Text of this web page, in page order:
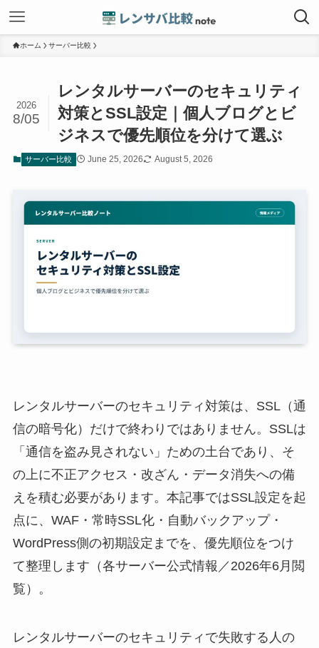
ホーム サーバー比較
レンタルサーバーのセキュリティ
対策とSSL設定｜個人ブログとビ
ジネスで優先順位を分けて選ぶ
2026
8/05
サーバー比較 June 25, 2026 August 5, 2026
レンタルサーバーのセキュリティ対策は、SSL（通
信の暗号化）だけで終わりではありません。SSLは
「通信を盗み見されない」ための土台であり、そ
の上に不正アクセス・改ざん・データ消失への備
えを積む必要があります。本記事ではSSL設定を起
点に、WAF・常時SSL化・自動バックアップ・
WordPress側の初期設定までを、優先順位をつけ
て整理します（各サーバー公式情報／2026年6月閲
覧）。
レンタルサーバーのセキュリティで失敗する人の